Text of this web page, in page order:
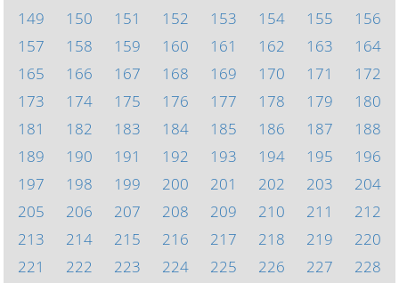
149
150 151 152 153 154 155
156
157
158 159 160 161 162 163
164
165
166 167 168 169 170 171
172
173
174 175 176 177 178 179
180
181
182 183 184 185 186 187
188
189
190 191 192 193 194 195
196
197
198 199 200 201 202 203
204
205
206 207 208 209 210 211
212
213
214 215 216 217 218 219
220
221
222 223 224 225 226 227
228